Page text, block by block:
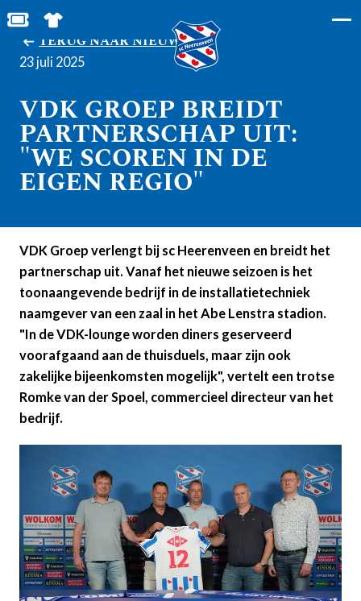
MIJN TOEGANGS- EN PARKEERKAARTEN
SHOP IN DE FEANSTORE
TERUG NAAR NIEUWS
23 juli 2025
VDK GROEP BREIDT
PARTNERSCHAP UIT:
"WE SCOREN IN DE
EIGEN REGIO"
VDK Groep verlengt bij sc Heerenveen en breidt het
partnerschap uit. Vanaf het nieuwe seizoen is het
toonaangevende bedrijf in de installatietechniek
naamgever van een zaal in het Abe Lenstra stadion.
"In de VDK-lounge worden diners geserveerd
voorafgaand aan de thuisduels, maar zijn ook
zakelijke bijeenkomsten mogelijk", vertelt een trotse
Romke van der Spoel, commercieel directeur van het
bedrijf.